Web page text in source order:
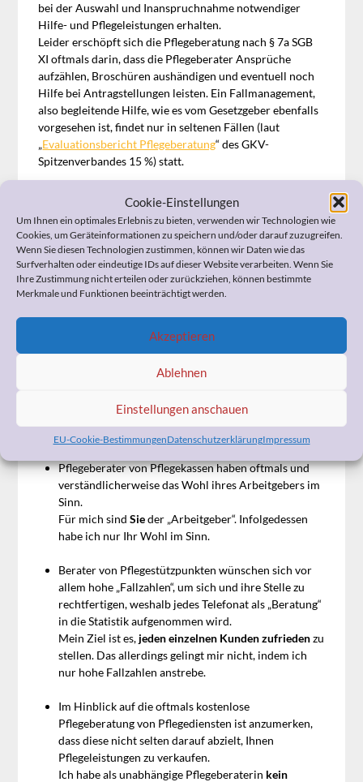
Cookie-Einstellungen
Um Ihnen ein optimales Erlebnis zu bieten, verwenden wir Technologien wie
Cookies, um Geräteinformationen zu speichern und/oder darauf zuzugreifen.
Wenn Sie diesen Technologien zustimmen, können wir Daten wie das
Surfverhalten oder eindeutige IDs auf dieser Website verarbeiten. Wenn Sie
Ihre Zustimmung nicht erteilen oder zurückziehen, können bestimmte
Merkmale und Funktionen beeinträchtigt werden.
Akzeptieren
Ablehnen
Einstellungen anschauen
EU-Cookie-BestimmungenDatenschutzerklärungImpressum
bei der Auswahl und Inanspruchnahme notwendiger
Hilfe- und Pflegeleistungen erhalten.
Leider erschöpft sich die Pflegeberatung nach § 7a SGB
XI oftmals darin, dass die Pflegeberater Ansprüche
aufzählen, Broschüren aushändigen und eventuell noch
Hilfe bei Antragstellungen leisten. Ein Fallmanagement,
also begleitende Hilfe, wie es vom Gesetzgeber ebenfalls
vorgesehen ist, findet nur in seltenen Fällen (laut
„Evaluationsbericht Pflegeberatung“ des GKV-
Spitzenverbandes 15 %) statt.
Und genau darin liegt der Unterschied meiner
kostenpflichtigen Pflegeberatung zu der kostenlosen
Pflegeberatung der Pflegekassen.
Mein Interesse bei jeder individuellen Beratung liegt vor
allem darin, meinem Kunden, also Ihnen, zu helfen. Ich
unterstütze meine Kunden dabei,alle Ihre Ansprüche
kennen zu lernen und auchwirksam geltend zu machen
Sicher gibt es auch gute, kostenlose Pflegeberatung. Aber
meine Erfahrung zeigt, dass die meisten meiner Kunden
bevor sie zu mir kommen. Zumeist kann ich ganz anders
kann mit ihnen meine Erfahrungen der letzten 10 Jahre
teilen:
Pflegeberater von Pflegekassen haben oftmals und
verständlicherweise das Wohl ihres Arbeitgebers im
Sinn.
Für mich sindSieder „Arbeitgeber“. Infolgedessen
habe ich nur Ihr Wohl im Sinn.
Berater von Pflegestützpunkten wünschen sich vor
allem hohe „Fallzahlen“, um sich und ihre Stelle zu
rechtfertigen, weshalb jedes Telefonat als „Beratung“
in die Statistik aufgenommen wird.
Mein Ziel ist es, jeden einzelnen Kunden zufriedenzu
stellen. Das allerdings gelingt mir nicht, indem ich
nur hohe Fallzahlen anstrebe.
Im Hinblick auf die oftmals kostenlose
Pflegeberatung von Pflegediensten ist anzumerken,
dass diese nicht selten darauf abzielt, Ihnen
Pflegeleistungen zu verkaufen.
Ich habe als unabhängige Pflegeberaterin kein